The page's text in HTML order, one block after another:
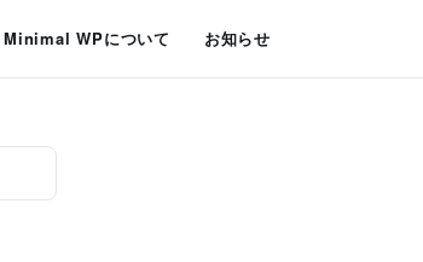
Minimal WPについて お知らせ